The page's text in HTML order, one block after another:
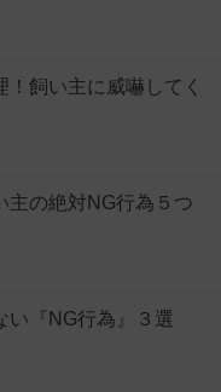
飼い主に威嚇してく
主の絶対NG行為５つ
い『NG行為』３選